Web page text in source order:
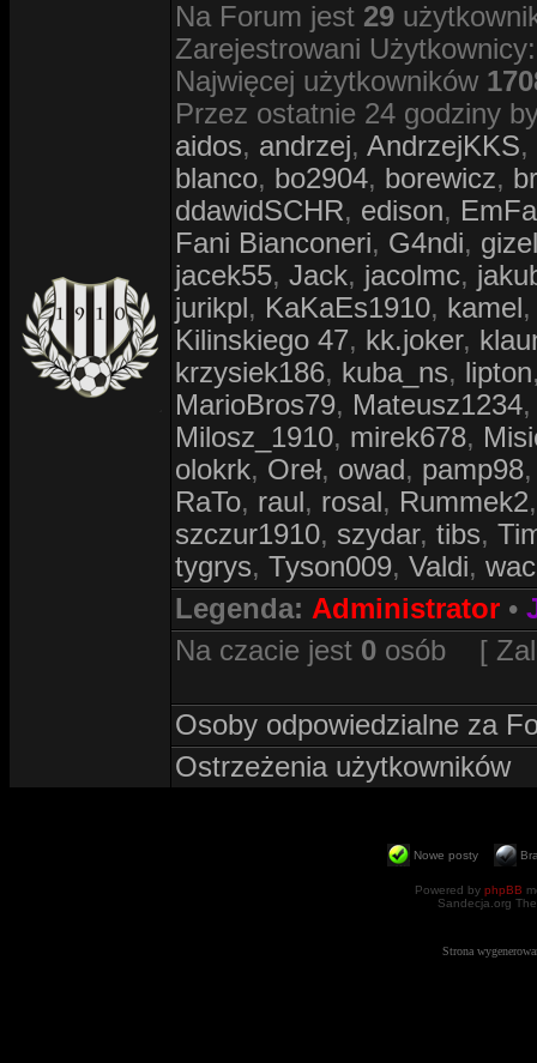
Na Forum jest 29
Zarejestrowani
Najwięcej użytkowników
Przez ostatnie 24 godziny
aidos, andrzej, AndrzejKKS,
blanco, bo2904, borewicz,
ddawidSCHR, edison,
Fani Bianconeri, G4ndi,
jacek55, Jack, jacolmc,
jurikpl, KaKaEs1910, kamel
Kilinskiego 47, kk.joker,
krzysiek186, kuba_ns, lipton
MarioBros79, Mateusz1234
Milosz_1910, mirek678,
olokrk, Oreł, owad, pamp98
RaTo, raul, rosal, Rummek2
szczur1910, szydar, tibs,
tygrys, Tyson009, Valdi,
Legenda: Administrator •
Na czacie jest 0 osób [
Osoby odpowiedzialne za
Ostrzeżenia użytkowników
Nowe posty
Powered by phpBB
Sandecja.org
Strona